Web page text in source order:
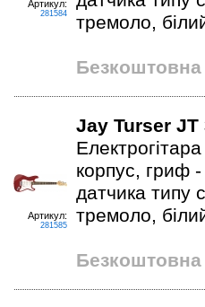
Артикул:
281584
тремоло,
Безкоштовна
Артикул:
281585
Jay Turser JT
корпус, гриф
датчика типу
тремоло,
Безкоштовна